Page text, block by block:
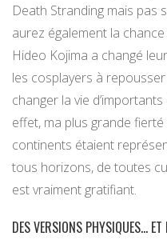
Death Stranding mais pas
aurez également la
Hideo Kojima a changé
les cosplayers à
changer la vie
effet, ma plus grande
continents étaient
tous horizons, de toutes
est vraiment gratifiant.
DES VERSIONS PHYSIQUES…